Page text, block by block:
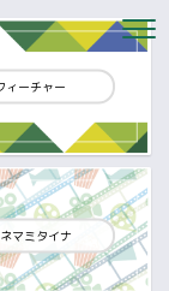
ィーチャー
マミタイナ